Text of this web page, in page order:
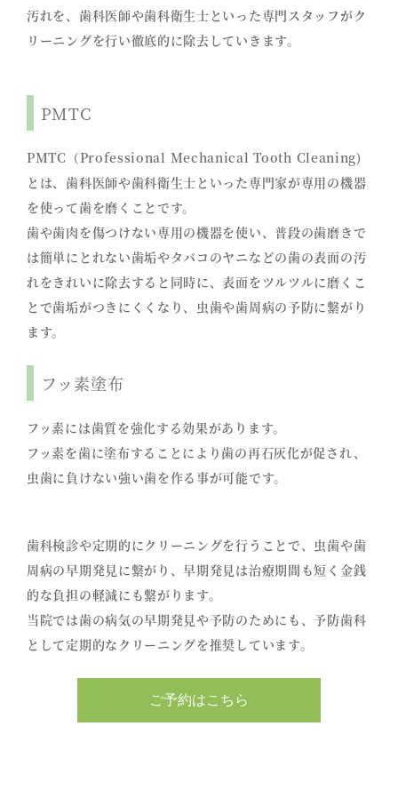
汚れを、歯科医師や歯科衛生士といった専門スタッフがク
リーニングを行い徹底的に除去していきます。
PMTC
PMTC（Professional Mechanical Tooth Cleaning)
とは、歯科医師や歯科衛生士といった専門家が専用の機器
を使って歯を磨くことです。
歯や歯肉を傷つけない専用の機器を使い、普段の歯磨きで
は簡単にとれない歯垢やタバコのヤニなどの歯の表面の汚
れをきれいに除去すると同時に、表面をツルツルに磨くこ
とで歯垢がつきにくくなり、虫歯や歯周病の予防に繋がり
ます。
フッ素塗布
フッ素には歯質を強化する効果があります。
フッ素を歯に塗布することにより歯の再石灰化が促され、
虫歯に負けない強い歯を作る事が可能です。
歯科検診や定期的にクリーニングを行うことで、虫歯や歯
周病の早期発見に繋がり、早期発見は治療期間も短く金銭
的な負担の軽減にも繋がります。
当院では歯の病気の早期発見や予防のためにも、予防歯科
として定期的なクリーニングを推奨しています。
ご予約はこちら